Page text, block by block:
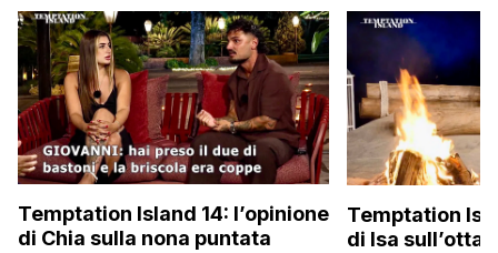
Temptation Island 14: l’opinione
di Chia sulla nona puntata
Temptation
di Isa